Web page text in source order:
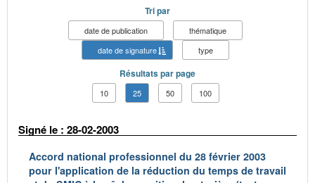
Tri par
date de publication
thématique
date de signature
type
Résultats par page
10 25 50 100
Signé le : 28-02-2003
Accord national professionnel du 28 février 2003
pour l'application de la réduction du temps de travail